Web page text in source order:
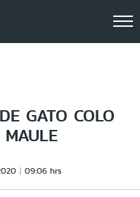
GATO COLO
09:06 hrs